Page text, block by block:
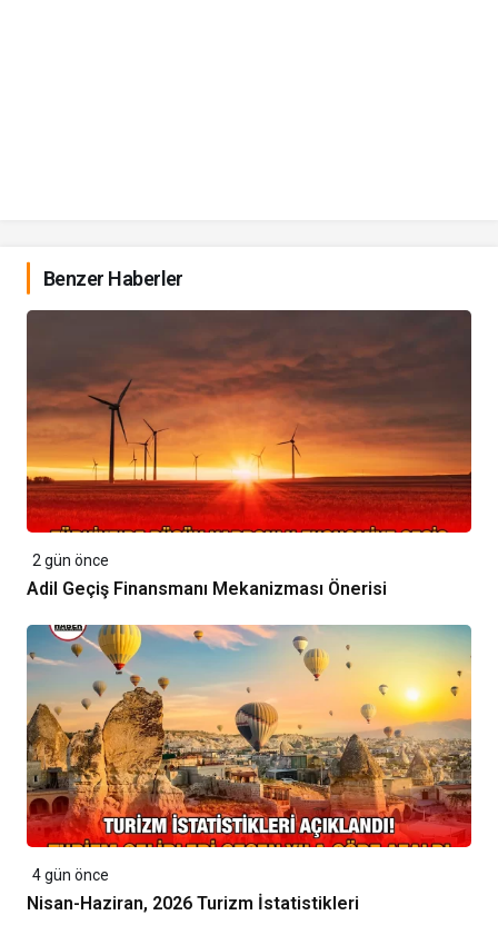
Benzer Haberler
2 gün önce
Adil Geçiş Finansmanı Mekanizması Önerisi
4 gün önce
Nisan-Haziran, 2026 Turizm İstatistikleri